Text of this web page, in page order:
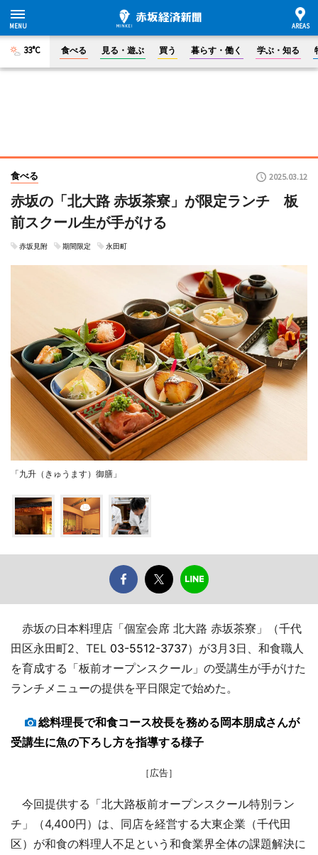
33°C 食べる 見る・遊ぶ 買う 暮らす・働く 学ぶ・知る
食べる 2025.03.12
赤坂の「北大路 赤坂茶寮」が限定ランチ 板
前スクール生が手がける
赤坂見附 期間限定 永田町
「九升（きゅうます）御膳」
赤坂の日本料理店「個室会席 北大路 赤坂茶寮」（千代
田区永田町2、TEL 03-5512-3737）が3月3日、和食職人
を育成する「板前オープンスクール」の受講生が手がけた
ランチメニューの提供を平日限定で始めた。
総料理長で和食コース校長を務める岡本朋成さんが
受講生に魚の下ろし方を指導する様子
［広告］
今回提供する「北大路板前オープンスクール特別ラン
チ」（4,400円）は、同店を経営する大東企業（千代田
区）が和食の料理人不足という和食業界全体の課題解決に